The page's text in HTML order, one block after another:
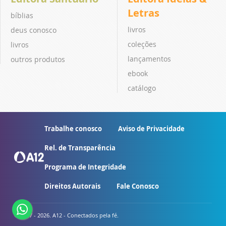
bíblias
deus conosco
livros
outros produtos
Letras
livros
coleções
lançamentos
ebook
catálogo
Trabalhe conosco Aviso de Privacidade
Rel. de Transparência
Programa de Integridade
Direitos Autorais Fale Conosco
© 2007 - 2026. A12 - Conectados pela fé.